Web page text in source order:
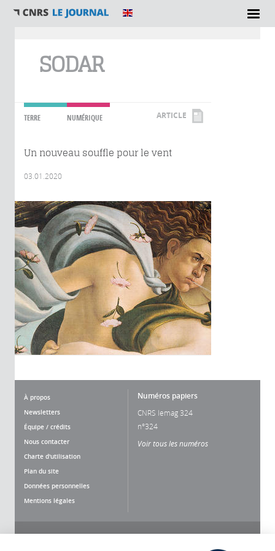
SODAR
TERRE NUMÉRIQUE ARTICLE
Un nouveau souffle pour le vent
03.01.2020
À propos
Newsletters
Équipe / crédits
Nous contacter
Charte d'utilisation
Plan du site
Données personnelles
Mentions légales
Numéros papiers
CNRS lemag 324
n°324
Voir tous les numéros